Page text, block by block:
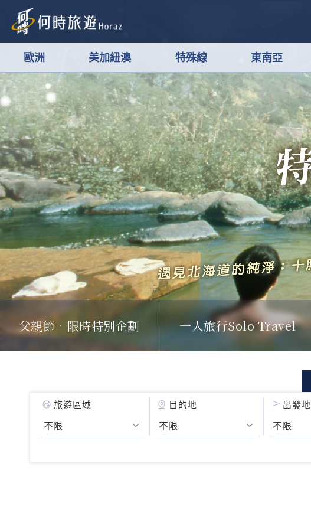
歐洲 美加紐澳 特殊線 東南亞
父親節．限時特別企劃 一人旅行Solo Travel
旅遊區域 目的地 出發地